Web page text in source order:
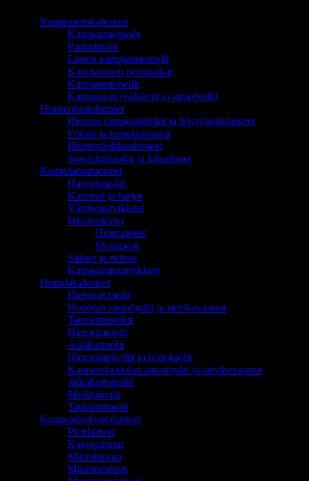
Kampaamokalusteet
Kampaamotuolit
Parturituolit
Lasten kampaamotuolit
Kampaamon pesupaikat
Kampaamopeilit
Kampaajan työkärryt ja apupöydät
Hiustenhoitolaitteet
Hiusten lämpösäteilijät ja höyryhoitolaitteet
Föönit ja kupukuivaajat
Hiustenleikkuukoneet
Suoristusraudat ja kihartimet
Kampaamotuotteet
Harjoituspäät
Kammat ja harjat
Värjäystarvikkeet
Hiustenhoito
Hoitoaineet
Shampoot
Sakset ja veitset
Kampaamotarvikkeet
Hoitolakalusteet
Hierovat tuolit
Hoitolan apupöydät ja tarvikevaunut
Tatuointipenkit
Hierontatuolit
Asiakastuolit
Hierontapöydät ja hoitotuolit
Kauneushoitolan apupöydät ja tarvikevaunut
Jalkahoitotuolit
Meikkituolit
Tatuointituolit
Kauneudenhoitolaitteet
Pienlaitteet
Kasvosaunat
Mikrohionta
Mikroneulaus